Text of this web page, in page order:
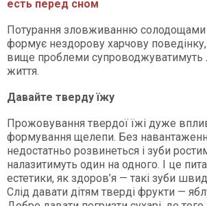
есть перед сном
Потурання зловживанню солодощами
формує нездорову харчову поведінку,
вище проблеми супроводжуватимуть
життя.
Давайте тверду їжу
Прожовування твердої їжі дуже
формування щелепи. Без
недостатньо розвинеться і зуби
налазитимуть один на одного. І це
естетики, як здоров’я — такі зуби
Слід давати дітям тверді фрукти —